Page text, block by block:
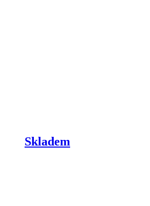
Skladem